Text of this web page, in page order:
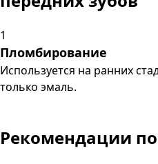
1
Пломбирование
Используется на ранних
только эмаль.
Рекомендации